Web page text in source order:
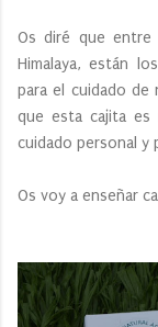
Os diré que entre
Himalaya, están
para el cuidado de
que esta cajita es
cuidado personal y
Os voy a enseñar